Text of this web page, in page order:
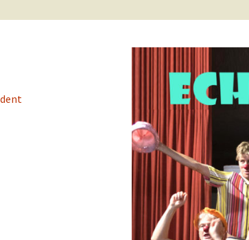
COANIMATION
STAGE EN ARDÈCHE 14
STAGE VALREAS LE
TEMOIGNAGES